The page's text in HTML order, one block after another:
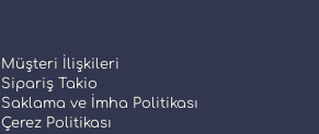
Müşteri İlişkileri
Sipariş Takio
Saklama ve İmha Politikası
Çerez Politikası